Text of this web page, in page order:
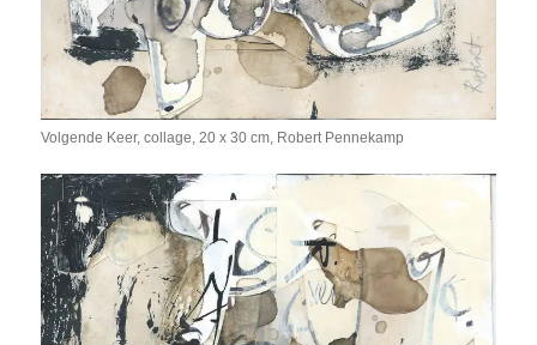
Volgende Keer, collage, 20 x 30 cm, Robert Pennekamp